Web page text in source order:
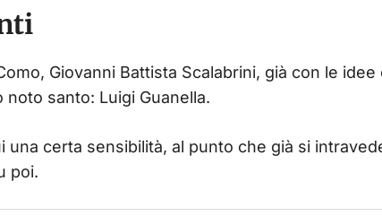
Giovanni Battista Scalabrini, già con le idee
santo: Luigi Guanella.
una certa sensibilità, al punto che già si
poi.